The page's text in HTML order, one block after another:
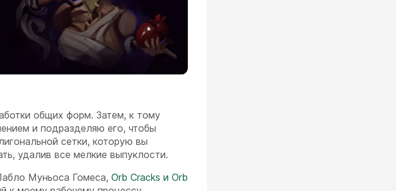
общих форм. Затем, к тому
и подразделяю его, чтобы
сетки, которую вы
удалив все мелкие выпуклости.
Муньоса Гомеса, Orb Cracks и Orb